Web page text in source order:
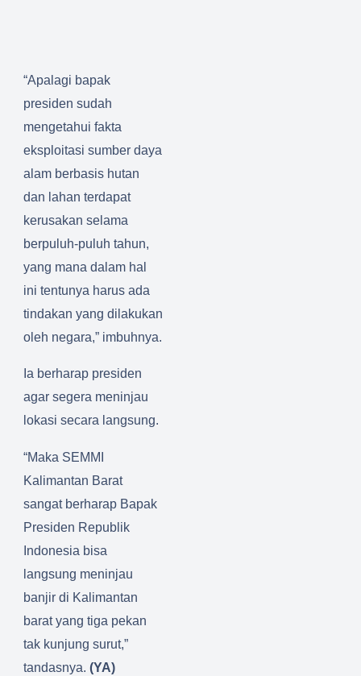
“Apalagi bapak
presiden sudah
mengetahui fakta
eksploitasi sumber daya
alam berbasis hutan
dan lahan terdapat
kerusakan selama
berpuluh-puluh tahun,
yang mana dalam hal
ini tentunya harus ada
tindakan yang dilakukan
oleh negara,” imbuhnya.
Ia berharap presiden
agar segera meninjau
lokasi secara langsung.
“Maka SEMMI
Kalimantan Barat
sangat berharap Bapak
Presiden Republik
Indonesia bisa
langsung meninjau
banjir di Kalimantan
barat yang tiga pekan
tak kunjung surut,”
tandasnya. (YA)